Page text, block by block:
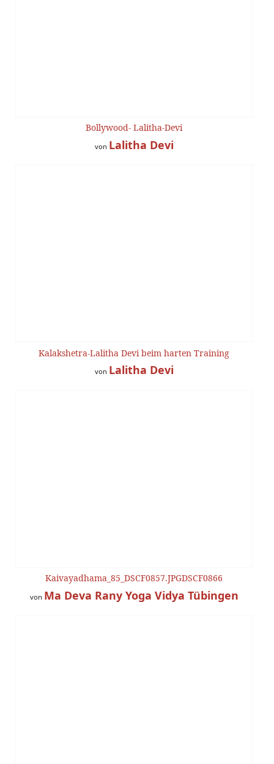
Bollywood- Lalitha-Devi
von Lalitha Devi
Kalakshetra-Lalitha Devi beim harten Training
von Lalitha Devi
Kaivayadhama_85_DSCF0857.JPGDSCF0866
von Ma Deva Rany Yoga Vidya Tübingen